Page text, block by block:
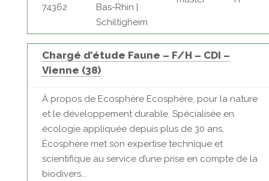
74362
Bas-Rhin |
Schiltigheim
Chargé d’étude Faune – F/H – CDI –
Vienne (38)
À propos de Ecosphère Ecosphère, pour la nature
et le développement durable. Spécialisée en
écologie appliquée depuis plus de 30 ans,
Écosphère met son expertise technique et
scientifique au service d’une prise en compte de la
biodivers...